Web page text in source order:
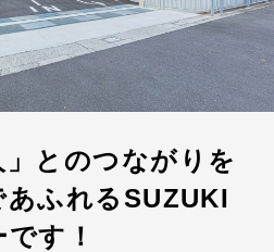
完全週休2日制
間以内
り
備
い
とのつながりを
あふれるSUZUKI
す！